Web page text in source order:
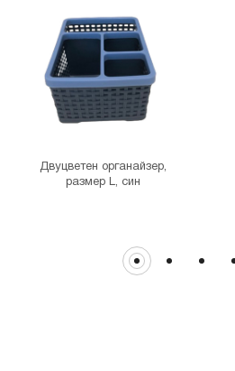
MINISO Денкоглу
гр. София, ул."Денкоглу" №44
MINISO Витоша
гр. София, бул."Витоша" №57
THE MALL
Двуцветен органайзер,
размер L, син